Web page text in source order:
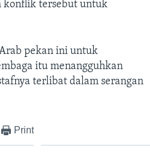
konflik tersebut untuk
pekan ini untuk
itu menangguhkan
terlibat dalam serangan
Print